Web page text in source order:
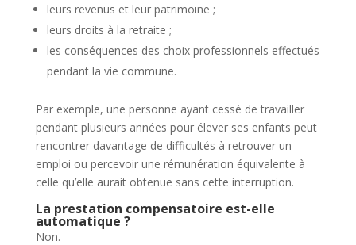
leurs revenus et leur patrimoine ;
leurs droits à la retraite ;
les conséquences des choix professionnels effectués
pendant la vie commune.
Par exemple, une personne ayant cessé de travailler
pendant plusieurs années pour élever ses enfants peut
rencontrer davantage de difficultés à retrouver un
emploi ou percevoir une rémunération équivalente à
celle qu’elle aurait obtenue sans cette interruption.
La prestation compensatoire est-elle
automatique ?
Non.